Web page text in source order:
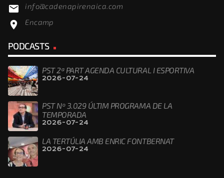
email info@cadenapirenaica.com
location_on Encamp
PODCASTS
PST 2ª PART AGENDA CULTURAL I ESPORTIVA
2026-07-24
PST Nº 3.029 ÚLTIM PROGRAMA DE LA
TEMPORADA
2026-07-24
LA TERTÚLIA AMB ENRIC FONTBERNAT
2026-07-24